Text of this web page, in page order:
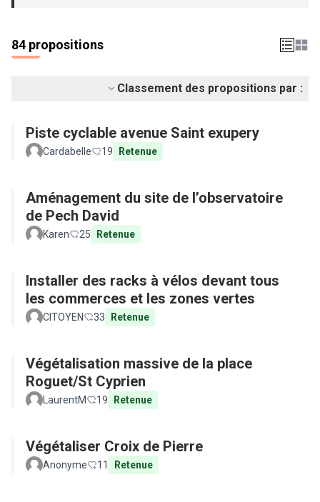
84 propositions
Classement des propositions par :
Piste cyclable avenue Saint exupery
Cardabelle 19 Retenue
Aménagement du site de l’observatoire
de Pech David
Karen 25 Retenue
Installer des racks à vélos devant tous
les commerces et les zones vertes
CITOYEN 33 Retenue
Végétalisation massive de la place
Roguet/St Cyprien
LaurentM 19 Retenue
Végétaliser Croix de Pierre
Anonyme 11 Retenue